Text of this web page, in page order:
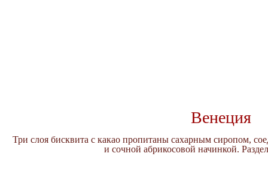
Венеция
Три слоя бисквита с какао пропитаны сахарным сиропом,
и сочной абрикосовой начинкой.